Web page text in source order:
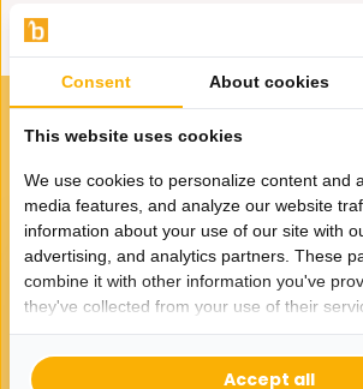
Delen
Zwevende Tv Meubel - Licht
Consent About cookies
This website uses cookies
We use cookies to personalize content and
media features, and analyze our website
information about your use of our site with
advertising, and analytics partners. These
combine it with other information you've
they've collected from your use of their
Accept all